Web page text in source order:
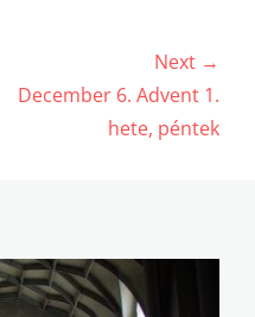
Next →
NextDecember 6. Advent 1.
hete, péntek